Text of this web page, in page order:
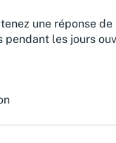
une réponse
pendant les jours